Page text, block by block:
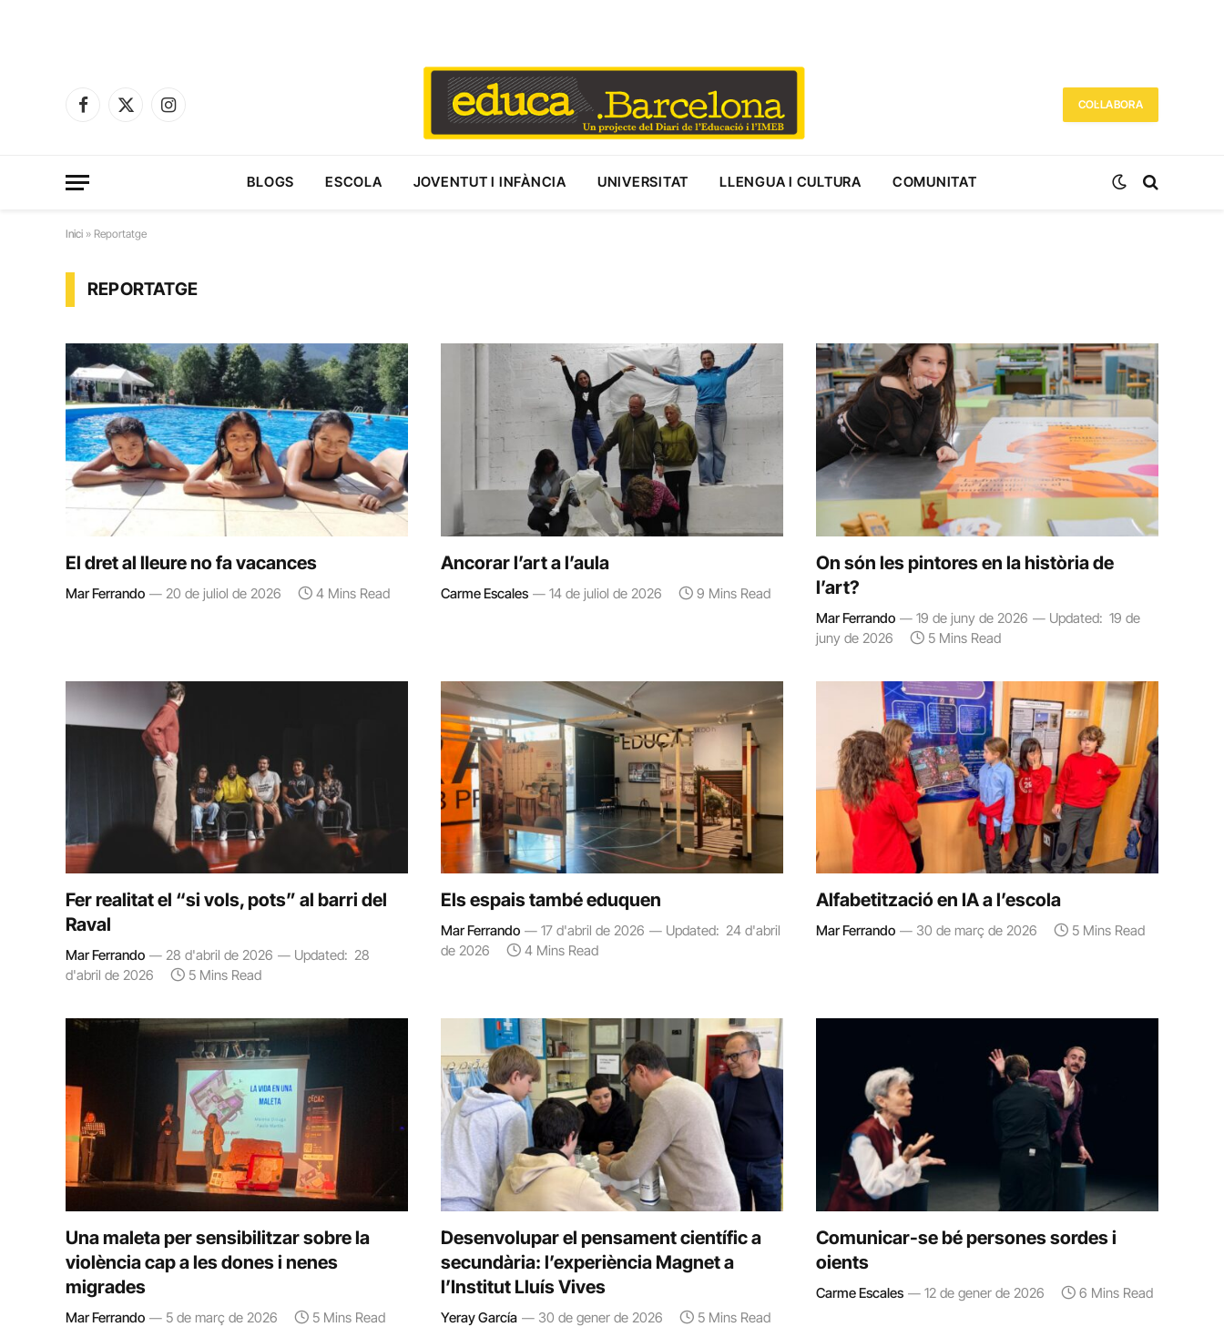
Facebook
X
Instagram
COL·LABORA
BLOGS ESCOLA JOVENTUT I INFÀNCIA UNIVERSITAT LLENGUA I CULTURA COMUNITAT
Inici » Reportatge
REPORTATGE
El dret al lleure no fa vacances
Mar Ferrando 20 de juliol de 2026 4 Mins Read
Ancorar l’art a l’aula
Carme Escales 14 de juliol de 2026 9 Mins Read
On són les pintores en la història de
l’art?
Mar Ferrando 19 de juny de 2026 Updated: 19 de
juny de 2026
5 Mins Read
Fer realitat el “si vols, pots” al barri del
Raval
Mar Ferrando 28 d'abril de 2026 Updated: 28
d'abril de 2026
5 Mins Read
Els espais també eduquen
Mar Ferrando 17 d'abril de 2026 Updated: 24 d'abril
de 2026
4 Mins Read
Alfabetització en IA a l’escola
Mar Ferrando 30 de març de 2026 5 Mins Read
Una maleta per sensibilitzar sobre la
violència cap a les dones i nenes
migrades
Mar Ferrando 5 de març de 2026 5 Mins Read
Desenvolupar el pensament científic a
secundària: l’experiència Magnet a
l’Institut Lluís Vives
Yeray García 30 de gener de 2026 5 Mins Read
Comunicar-se bé persones sordes i
oients
Carme Escales 12 de gener de 2026 6 Mins Read